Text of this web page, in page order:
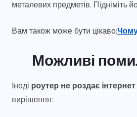
металевих предметів. Підніміть
Вам також може бути цікаво:
Можливі
Іноді роутер не роздає інтернет
вирішення: